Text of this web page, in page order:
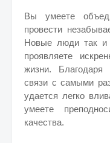
Вы умеете
провести
Новые люди так и
проявляете
жизни.
связи с самыми
удается легко
умеете
качества.